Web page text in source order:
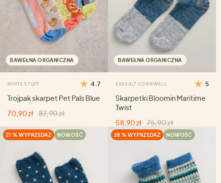
BAWEŁNA ORGANICZNA
WHITE STUFF 4.7
Trojpak skarpet Pet Pals Blue
70,90 zł 87,90 zł
BAWEŁNA ORGANICZNA
SEASALT CORNWALL 5
Skarpetki Bloomin Maritime
Twist
58,90 zł 75,90 zł
21 % WYPRZEDAŻ NOWOŚĆ 28 % WYPRZEDAŻ NOWOŚĆ